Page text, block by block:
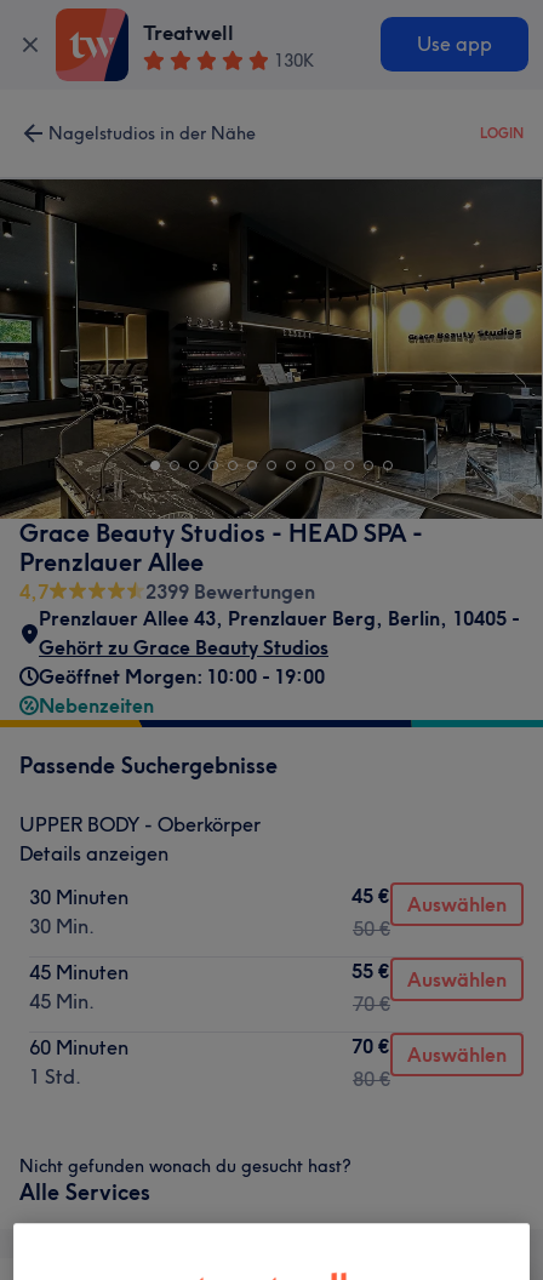
Treatwell
130K
Use app
Nagelstudios in der Nähe LOGIN
Grace Beauty Studios - HEAD SPA -
Prenzlauer Allee
4,7
2399 Bewertungen
Prenzlauer Allee 43, Prenzlauer Berg, Berlin, 10405 -
Gehört zu Grace Beauty Studios
Geöffnet Morgen: 10:00 - 19:00
Nebenzeiten
Passende Suchergebnisse
UPPER BODY - Oberkörper
Details anzeigen
30 Minuten
30 Min.
45 €
50 €
Auswählen
45 Minuten
45 Min.
55 €
70 €
Auswählen
60 Minuten
1 Std.
70 €
80 €
Auswählen
Nicht gefunden wonach du gesucht hast?
Alle Services